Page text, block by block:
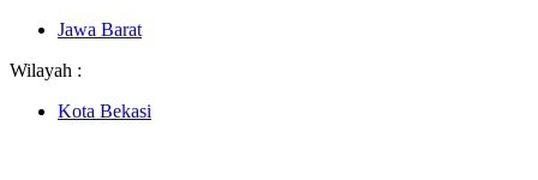
Jawa Barat
Wilayah :
Kota Bekasi